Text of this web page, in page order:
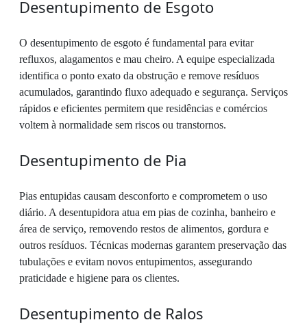
Desentupimento de Esgoto
O desentupimento de esgoto é fundamental para evitar
refluxos, alagamentos e mau cheiro. A equipe especializada
identifica o ponto exato da obstrução e remove resíduos
acumulados, garantindo fluxo adequado e segurança. Serviços
rápidos e eficientes permitem que residências e comércios
voltem à normalidade sem riscos ou transtornos.
Desentupimento de Pia
Pias entupidas causam desconforto e comprometem o uso
diário. A desentupidora atua em pias de cozinha, banheiro e
área de serviço, removendo restos de alimentos, gordura e
outros resíduos. Técnicas modernas garantem preservação das
tubulações e evitam novos entupimentos, assegurando
praticidade e higiene para os clientes.
Desentupimento de Ralos